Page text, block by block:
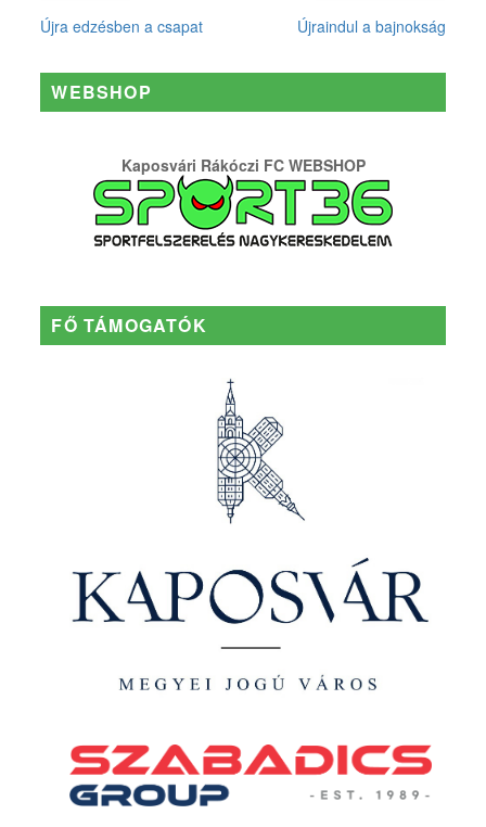
Újra edzésben a csapat Újraindul a bajnokság
WEBSHOP
Kaposvári Rákóczi FC WEBSHOP
FŐ TÁMOGATÓK